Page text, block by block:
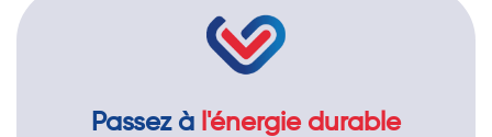
Passez à l'énergie durable